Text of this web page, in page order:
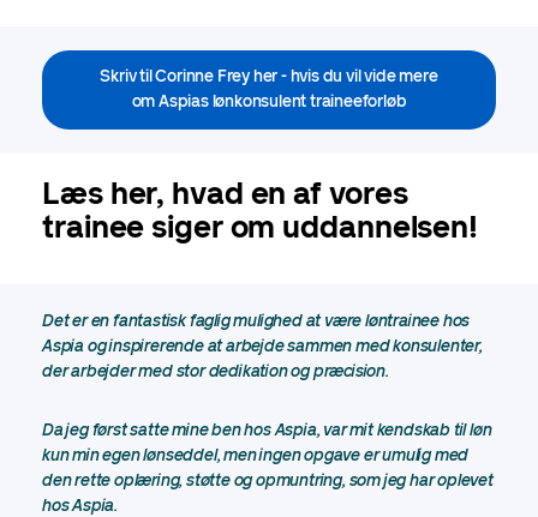
Skriv til Corinne Frey her - hvis du vil vide mere
om Aspias lønkonsulent traineeforløb
Læs her, hvad en af vores
trainee siger om uddannelsen!
Det er en fantastisk faglig mulighed at være løntrainee hos
Aspia og inspirerende at arbejde sammen med konsulenter,
der arbejder med stor dedikation og præcision.
Da jeg først satte mine ben hos Aspia, var mit kendskab til løn
kun min egen lønseddel, men ingen opgave er umulig med
den rette oplæring, støtte og opmuntring, som jeg har oplevet
hos Aspia.